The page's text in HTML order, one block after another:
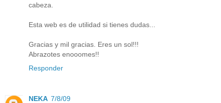
cabeza.
Esta web es de utilidad si tienes dudas...
Gracias y mil gracias. Eres un sol!!!
Abrazotes enooomes!!
Responder
NEKA 7/8/09